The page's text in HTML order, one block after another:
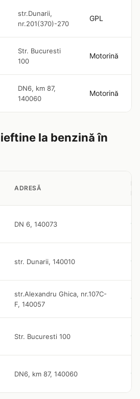
str.Dunarii,
nr.201(370)-270
GPL
Str. Bucuresti
100
Motorină
DN6, km 87,
140060
Motorină
la benzină în
ADRESĂ
DN 6, 140073
str. Dunarii, 140010
str.Alexandru Ghica, nr.107C-
F, 140057
Str. Bucuresti 100
DN6, km 87, 140060